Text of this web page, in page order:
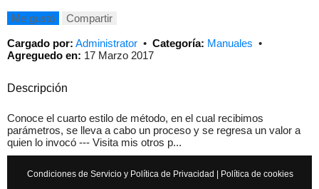
Me gustó Compartir
Cargado por: Administrator • Categoría: Manuales •
Agreguedo en: 17 Marzo 2017
Descripción
Conoce el cuarto estilo de método, en el cual recibimos
parámetros, se lleva a cabo un proceso y se regresa un valor a
quien lo invocó --- Visita mis otros p...
Condiciones de Servicio y Política de Privacidad | Política de cookies